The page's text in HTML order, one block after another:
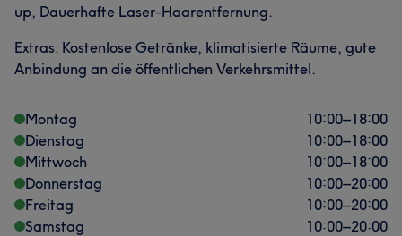
up, Dauerhafte Laser-Haarentfernung.
Extras: Kostenlose Getränke, klimatisierte Räume, gute
Anbindung an die öffentlichen Verkehrsmittel.
Montag 10:00–18:00
Dienstag
10:00–18:00
Mittwoch
10:00–18:00
Donnerstag
10:00–20:00
Freitag
10:00–20:00
Samstag
10:00–20:00